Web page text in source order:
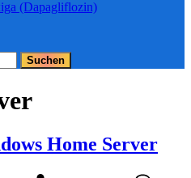
(Dapagliflozin)
Home Server